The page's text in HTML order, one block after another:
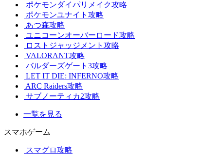
ポケモンダイパリメイク攻略
ポケモンユナイト攻略
あつ森攻略
ユニコーンオーバーロード攻略
ロストジャッジメント攻略
VALORANT攻略
バルダーズゲート3攻略
LET IT DIE: INFERNO攻略
ARC Raiders攻略
サブノーティカ2攻略
一覧を見る
スマホゲーム
スマグロ攻略